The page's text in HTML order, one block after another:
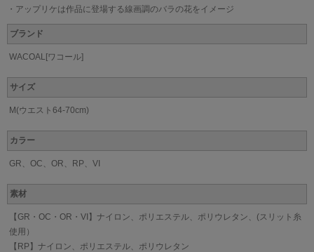
・アップリケは作品に登場する線画調のバラの花をイメージ
ブランド
WACOAL[ワコール]
サイズ
M(ウエスト64-70cm)
カラー
GR、OC、OR、RP、VI
素材
【GR・OC・OR・VI】ナイロン、ポリエステル、ポリウレタン、(スリット糸
使用）
【RP】ナイロン、ポリエステル、ポリウレタン